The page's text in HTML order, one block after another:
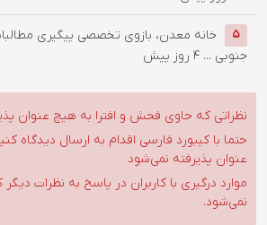
5
خانه معدن، بازوی تخصصی پیگیری
جنوبی ... 4 روز پیش
نظراتی که حاوی فحش و افترا به هیچ عنوان
حتما با کیبورد فارسی اقدام به ارسال دیدگاه
عنوان پذیرفته نمی‌شود
موارد درگیری با کاربران در پاسخ به نظرات دیگر
نمی‌شود.